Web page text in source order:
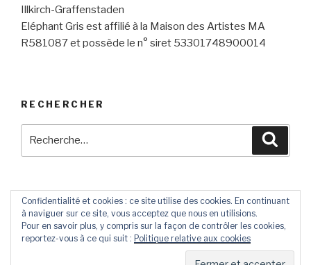
Illkirch-Graffenstaden
Eléphant Gris est affilié à la Maison des Artistes MA
R581087 et possède le n° siret 53301748900014
RECHERCHER
ContactLivre
D’Or
Confidentialité et cookies : ce site utilise des cookies. En continuant
à naviguer sur ce site, vous acceptez que nous en utilisions.
Pour en savoir plus, y compris sur la façon de contrôler les cookies,
reportez-vous à ce qui suit : Politique relative aux cookies